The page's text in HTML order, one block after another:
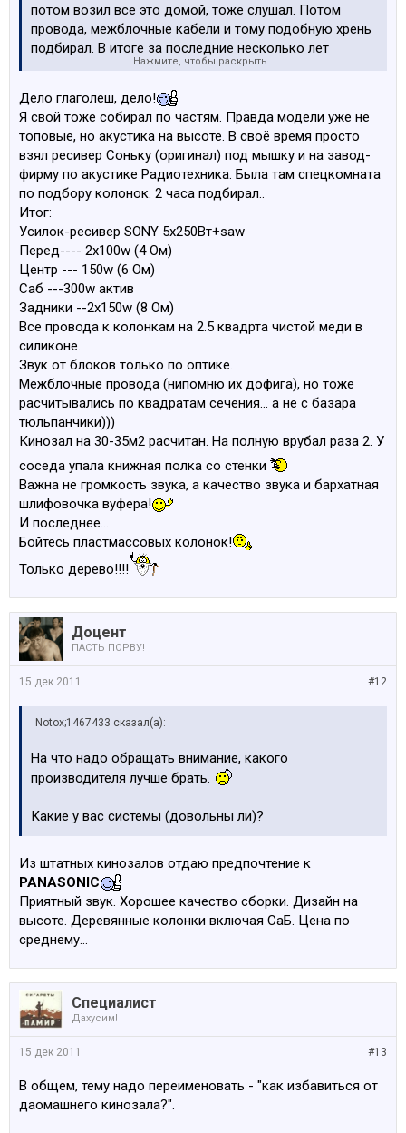
потом возил все это домой, тоже слушал. Потом
провода, межблочные кабели и тому подобную хрень
подбирал. В итоге за последние несколько лет
включить кинотеатр удалось ровно один раз - когда
мелкий у бабушки ночевать остался. А пока комплект
работает по прямому своему назначению - собирает
пыль.
Нажмите, чтобы раскрыть...
Дело глаголеш, дело!
Я свой тоже собирал по частям. Правда модели уже не
топовые, но акустика на высоте. В своё время просто
взял ресивер Соньку (оригинал) под мышку и на завод-
фирму по акустике Радиотехника. Была там спецкомната
по подбору колонок. 2 часа подбирал..
Итог:
Усилок-ресивер SONY 5х250Bт+saw
Перед---- 2х100w (4 Ом)
Центр --- 150w (6 Ом)
Саб ---300w актив
Задники --2х150w (8 Oм)
Все провода к колонкам на 2.5 квадрта чистой меди в
силиконе.
Звук от блоков только по оптике.
Межблочные провода (нипомню их дофига), но тоже
расчитывались по квадратам сечения... а не с базара
тюльпанчики)))
Кинозал на 30-35м2 расчитан. На полную врубал раза 2. У
соседа упала книжная полка со стенки
Важна не громкость звука, а качество звука и бархатная
шлифовочка вуфера!
И последнее...
Бойтесь пластмассовых колонок!
Только дерево!!!!
Доцент
ПАСТЬ ПОРВУ!
#12
15 дек 2011
Notox;1467433 сказал(а):
На что надо обращать внимание, какого
производителя лучше брать.
Какие у вас системы (довольны ли)?
Из штатных кинозалов отдаю предпочтение к
PANASONIC
Приятный звук. Хорошее качество сборки. Дизайн на
высоте. Деревянные колонки включая СаБ. Цена по
среднему...
Специалист
Дахусим!
#13
15 дек 2011
В общем, тему надо переименовать - "как избавиться от
даомашнего кинозала?".